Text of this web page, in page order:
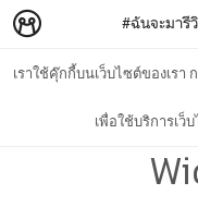
เราใช้คุ๊กกี้บนเว็บไซต์ของเร
เพื่อใช้บริการเว็
#ฉันจะมารี